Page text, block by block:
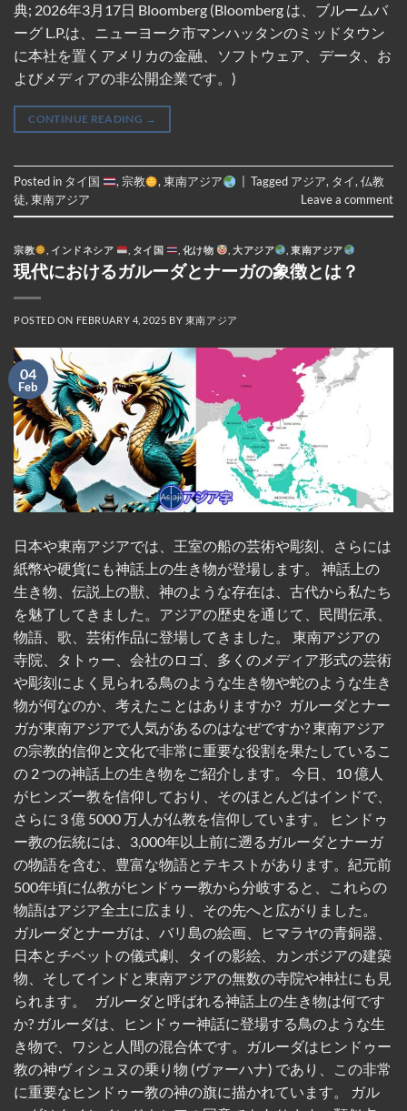
典; 2026年3月17日 Bloomberg (Bloomberg は、ブルームバ
ーグ L.P.は、ニューヨーク市マンハッタンのミッドタウン
に本社を置くアメリカの金融、ソフトウェア、データ、お
よびメディアの非公開企業です。)
CONTINUE READING →
Posted in タイ国 ,宗教 ,東南アジア Tagged アジア, タイ,仏教
徒,東南アジア Leave a comment
宗教 インドネシア タイ国 化け物 ,大アジア ,東南アジア
現代におけるガルーダとナーガの象徴とは？
POSTED ON FEBRUARY 4, 2025 BY 東南アジア
04
Feb
日本や東南アジアでは、王室の船の芸術や彫刻、さらには
紙幣や硬貨にも神話上の生き物が登場します。 神話上の
生き物、伝説上の獣、神のような存在は、古代から私たち
を魅了してきました。アジアの歴史を通じて、民間伝承、
物語、歌、芸術作品に登場してきました。 東南アジアの
寺院、タトゥー、会社のロゴ、多くのメディア形式の芸術
や彫刻によく見られる鳥のような生き物や蛇のような生き
物が何なのか、考えたことはありますか? ガルーダとナー
ガが東南アジアで人気があるのはなぜですか? 東南アジア
の宗教的信仰と文化で非常に重要な役割を果たしているこ
の 2 つの神話上の生き物をご紹介します。 今日、10 億人
がヒンズー教を信仰しており、そのほとんどはインドで、
さらに 3 億 5000 万人が仏教を信仰しています。 ヒンドゥ
ー教の伝統には、3,000年以上前に遡るガルーダとナーガ
の物語を含む、豊富な物語とテキストがあります。紀元前
500年頃に仏教がヒンドゥー教から分岐すると、これらの
物語はアジア全土に広まり、その先へと広がりました。
ガルーダとナーガは、バリ島の絵画、ヒマラヤの青銅器、
日本とチベットの儀式劇、タイの影絵、カンボジアの建築
物、そしてインドと東南アジアの無数の寺院や神社にも見
られます。 ガルーダと呼ばれる神話上の生き物は何です
か? ガルーダは、ヒンドゥー神話に登場する鳥のような生
き物で、ワシと人間の混合体です。ガルーダはヒンドゥー
教の神ヴィシュヌの乗り物 (ヴァーハナ) であり、この非常
に重要なヒンドゥー教の神の旗に描かれています。 ガル